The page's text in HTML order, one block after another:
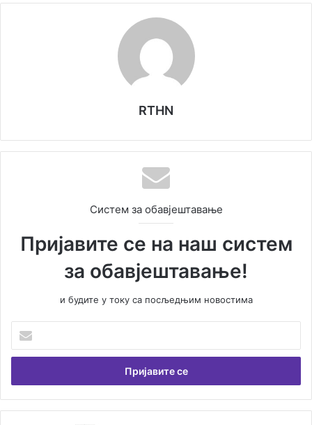
RTHN
Систем за обавјештавање
Пријавите се на наш систем
за обавјештавање!
и будите у току са посљедњим новостима
е
и
т